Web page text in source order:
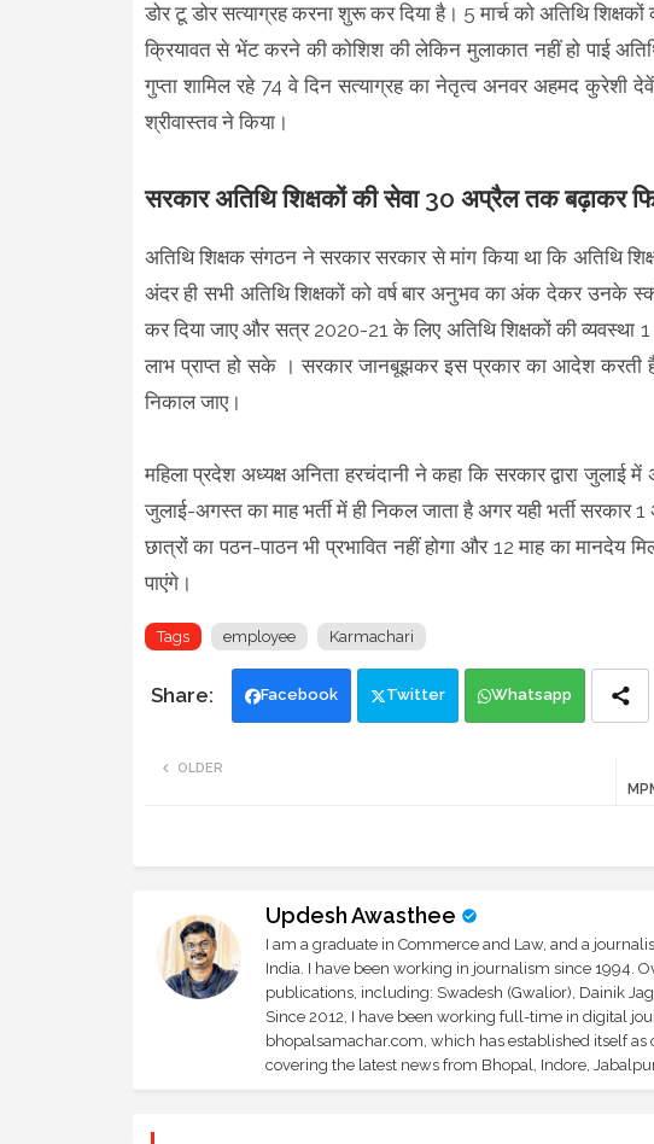
डोर टू डोर सत्याग्रह करना शुरू कर दिया है। 5 मार्च को अतिथि
क्रियावत से भेंट करने की कोशिश की लेकिन मुलाकात नहीं हो पाई
गुप्ता शामिल रहे 74 वे दिन सत्याग्रह का नेतृत्व अनवर अहमद कुरेशी
श्रीवास्तव ने किया।
सरकार अतिथि शिक्षकों की सेवा 30 अप्रैल तक बढ़ाकर
अतिथि शिक्षक संगठन ने सरकार सरकार से मांग किया था कि अतिथि
अंदर ही सभी अतिथि शिक्षकों को वर्ष बार अनुभव का अंक देकर उनके
कर दिया जाए और सत्र 2020-21 के लिए अतिथि शिक्षकों की व्यवस्था
लाभ प्राप्त हो सके । सरकार जानबूझकर इस प्रकार का आदेश करती
निकाल जाए।
महिला प्रदेश अध्यक्ष अनिता हरचंदानी ने कहा कि सरकार द्वारा जुलाई
जुलाई-अगस्त का माह भर्ती में ही निकल जाता है अगर यही भर्ती
छात्रों का पठन-पाठन भी प्रभावित नहीं होगा और 12 माह का मानदेय
पाएंगे।
Tags employee Karmachari
Facebook Twitter Whatsapp
OLDER
Updesh Awasthee
I am a graduate in Commerce and Law, and a
India. I have been working in journalism since 1994.
publications, including: Swadesh (Gwalior), Dainik
Since 2012, I have been working full-time in digital
bhopalsamachar.com, which has established itself
covering the latest news from Bhopal, Indore,